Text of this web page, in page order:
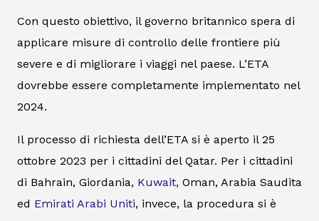
Con questo obiettivo, il governo britannico spera di
applicare misure di controllo delle frontiere più
severe e di migliorare i viaggi nel paese. L’ETA
dovrebbe essere completamente implementato nel
2024.
Il processo di richiesta dell’ETA si è aperto il 25
ottobre 2023 per i cittadini del Qatar. Per i cittadini
di Bahrain, Giordania, Kuwait, Oman, Arabia Saudita
ed Emirati Arabi Uniti, invece, la procedura si è